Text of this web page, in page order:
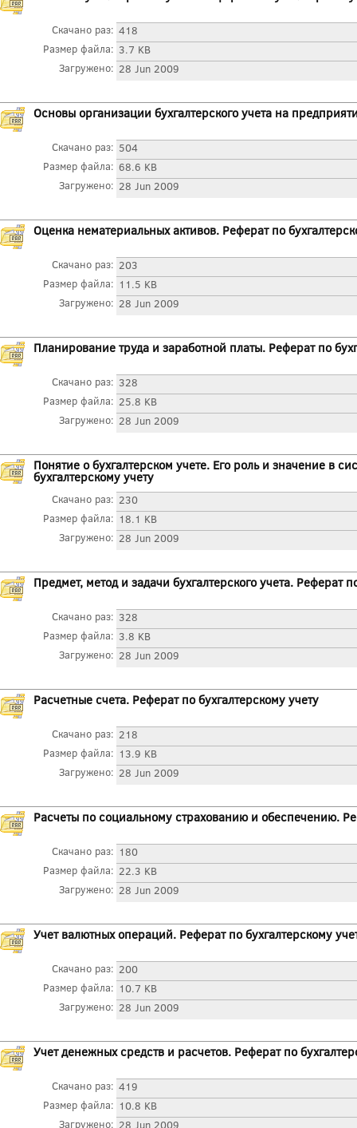
Скачано раз: 418
Размер файла: 3.7 KB
Загружено: 28 Jun 2009
Основы организации бухгалтерского учета на
Скачано раз: 504
Размер файла: 68.6 KB
Загружено: 28 Jun 2009
Оценка нематериальных активов. Реферат по
Скачано раз: 203
Размер файла: 11.5 KB
Загружено: 28 Jun 2009
Планирование труда и заработной платы. Реферат по
Скачано раз: 328
Размер файла: 25.8 KB
Загружено: 28 Jun 2009
Понятие о бухгалтерском учете. Его роль и значение в
бухгалтерскому учету
Скачано раз: 230
Размер файла: 18.1 KB
Загружено: 28 Jun 2009
Предмет, метод и задачи бухгалтерского учета. Реферат
Скачано раз: 328
Размер файла: 3.8 KB
Загружено: 28 Jun 2009
Расчетные счета. Реферат по бухгалтерскому учету
Скачано раз: 218
Размер файла: 13.9 KB
Загружено: 28 Jun 2009
Расчеты по социальному страхованию и обеспечению.
Скачано раз: 180
Размер файла: 22.3 KB
Загружено: 28 Jun 2009
Учет валютных операций. Реферат по бухгалтерскому
Скачано раз: 200
Размер файла: 10.7 KB
Загружено: 28 Jun 2009
Учет денежных средств и расчетов. Реферат по
Скачано раз: 419
Размер файла: 10.8 KB
Загружено: 28 Jun 2009